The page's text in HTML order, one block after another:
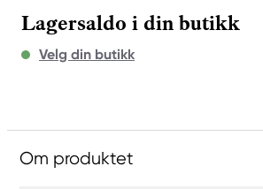
Lagersaldo i din butikk
Velg din butikk
Om produktet